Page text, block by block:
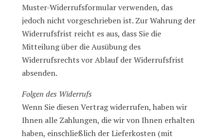
Muster-Widerrufsformular verwenden, das
jedoch nicht vorgeschrieben ist. Zur Wahrung der
Widerrufsfrist reicht es aus, dass Sie die
Mitteilung über die Ausübung des
Widerrufsrechts vor Ablauf der Widerrufsfrist
absenden.
Folgen des Widerrufs
Wenn Sie diesen Vertrag widerrufen, haben wir
Ihnen alle Zahlungen, die wir von Ihnen erhalten
haben, einschließlich der Lieferkosten (mit